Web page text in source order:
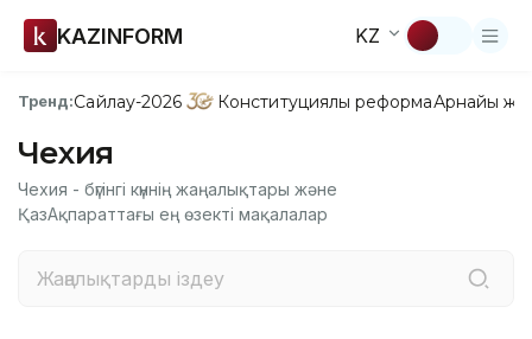
KAZINFORM KZ
Тренд:Сайлау-2026 Конституциялық реформаАрнайы
Чехия
Чехия - бүгінгі күннің жаңалықтары және
ҚазАқпараттағы ең өзекті мақалалар